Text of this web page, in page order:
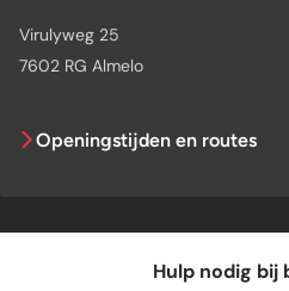
Virulyweg 25
7602 RG Almelo
Openingstijden en routes
Hulp nodig bij